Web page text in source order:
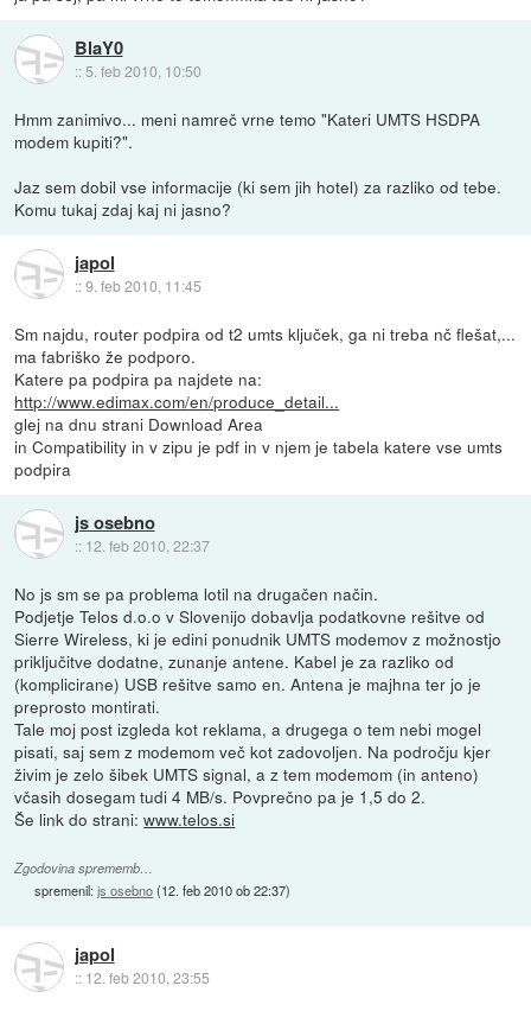
BlaY0
:: 5. feb 2010, 10:50
Hmm zanimivo... meni namreč vrne temo "Kateri UMTS HSDPA
modem kupiti?".
Jaz sem dobil vse informacije (ki sem jih hotel) za razliko od tebe.
Komu tukaj zdaj kaj ni jasno?
japol
::9. feb 2010, 11:45
Sm najdu, router podpira od t2 umts ključek, ga ni treba nč flešat,...
ma fabriško že podporo.
Katere pa podpira pa najdete na:
http://www.edimax.com/en/produce_detail...
glej na dnu strani Download Area
in Compatibility in v zipu je pdf in v njem je tabela katere vse umts
podpira
js osebno
:: 12. feb 2010, 22:37
No js sm se pa problema lotil na drugačen način.
Podjetje Telos d.o.o v Slovenijo dobavlja podatkovne rešitve od
Sierre Wireless, ki je edini ponudnik UMTS modemov z možnostjo
priključitve dodatne, zunanje antene. Kabel je za razliko od
(komplicirane) USB rešitve samo en. Antena je majhna ter jo je
preprosto montirati.
Tale moj post izgleda kot reklama, a drugega o tem nebi mogel
pisati, saj sem z modemom več kot zadovoljen. Na področju kjer
živim je zelo šibek UMTS signal, a z tem modemom (in anteno)
včasih dosegam tudi 4 MB/s. Povprečno pa je 1,5 do 2.
Še link do strani:www.telos.si
Zgodovina sprememb…
spremenil:js osebno(12. feb 2010 ob 22:37)
japol
:: 12. feb 2010, 23:55